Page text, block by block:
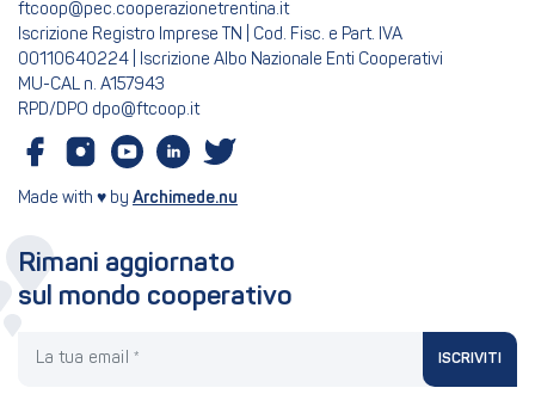
ftcoop@pec.cooperazionetrentina.it
Iscrizione Registro Imprese TN | Cod. Fisc. e Part. IVA
00110640224 | Iscrizione Albo Nazionale Enti Cooperativi
MU-CAL n. A157943
RPD/DPO dpo@ftcoop.it
Made with ♥ by Archimede.nu
Rimani aggiornato
sul mondo cooperativo
ISCRIVITI